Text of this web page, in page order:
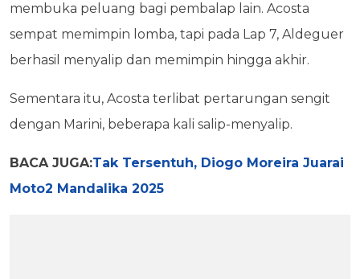
membuka peluang bagi pembalap lain. Acosta
sempat memimpin lomba, tapi pada Lap 7, Aldeguer
berhasil menyalip dan memimpin hingga akhir.
Sementara itu, Acosta terlibat pertarungan sengit
dengan Marini, beberapa kali salip-menyalip.
BACA JUGA:Tak Tersentuh, Diogo Moreira Juarai
Moto2 Mandalika 2025